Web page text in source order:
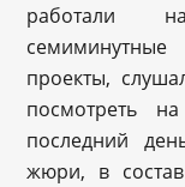
работали
проекты,
посмотреть
последний
жюри, в